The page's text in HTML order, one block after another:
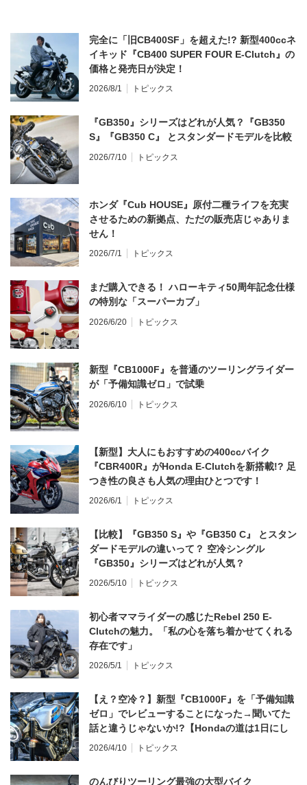
完全に「旧CB400SF」を超えた!? 新型400ccネ
イキッド『CB400 SUPER FOUR E-Clutch』の
価格と発売日が決定！
2026/8/1 トピックス
『GB350』シリーズはどれが人気？『GB350
S』『GB350 C』 とスタンダードモデルを比較
2026/7/10 トピックス
ホンダ『Cub HOUSE』原付二種ライフを充実
させるための新拠点、ただの販売店じゃありま
せん！
2026/7/1 トピックス
まだ購入できる！ ハローキティ50周年記念仕様
の特別な「スーパーカブ」
2026/6/20 トピックス
新型『CB1000F』を普通のツーリングライダー
が「予備知識ゼロ」で試乗
2026/6/10 トピックス
【新型】大人にもおすすめの400ccバイク
『CBR400R』がHonda E-Clutchを新搭載!? 足
つき性の良さも人気の理由ひとつです！
2026/6/1 トピックス
【比較】『GB350 S』や『GB350 C』 とスタン
ダードモデルの違いって？ 空冷シングル
『GB350』シリーズはどれが人気？
2026/5/10 トピックス
初心者ママライダーの感じたRebel 250 E-
Clutchの魅力。「私の心を落ち着かせてくれる
存在です」
2026/5/1 トピックス
【え？空冷？】新型『CB1000F』を「予備知識
ゼロ」でレビューすることになった→聞いてた
話と違うじゃないか!?【Hondaの道は1日にし
てならず／CB1000F ①第一印象 編】
2026/4/10 トピックス
のんびりツーリング最強の大型バイク